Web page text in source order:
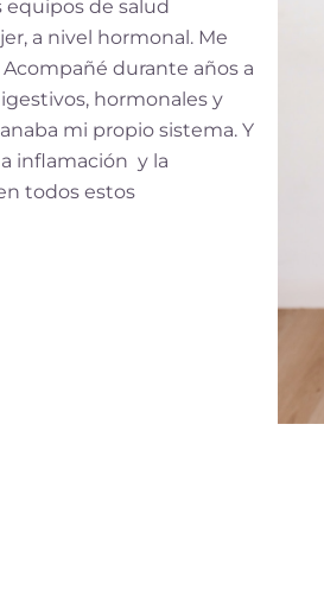
equipos de salud
a nivel hormonal. Me
durante años a
hormonales y
mi propio sistema. Y
inflamación y la
todos estos